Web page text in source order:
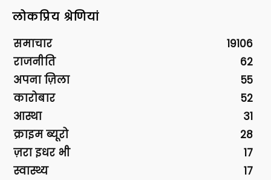
लोकप्रिय श्रेणियां
समाचार
19106
राजनीति
62
अपना ज़िला
55
कारोबार
52
आस्था
31
क्राइम ब्यूरो
28
ज़रा इधर भी
17
स्वास्थ्य
17